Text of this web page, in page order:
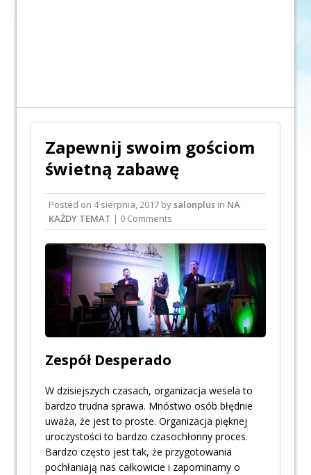
Zapewnij swoim gościom
świetną zabawę
Posted on 4 sierpnia, 2017 bysalonplus in NA
KAŻDY TEMAT | 0 Comments
Zespół Desperado
W dzisiejszych czasach, organizacja wesela to
bardzo trudna sprawa. Mnóstwo osób błędnie
uważa, że jest to proste. Organizacja pięknej
uroczystości to bardzo czasochłonny proces.
Bardzo często jest tak, że przygotowania
pochłaniają nas całkowicie i zapominamy o